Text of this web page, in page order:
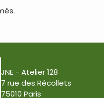
JNE - Atelier 128
7 rue des Récollets
75010 Paris